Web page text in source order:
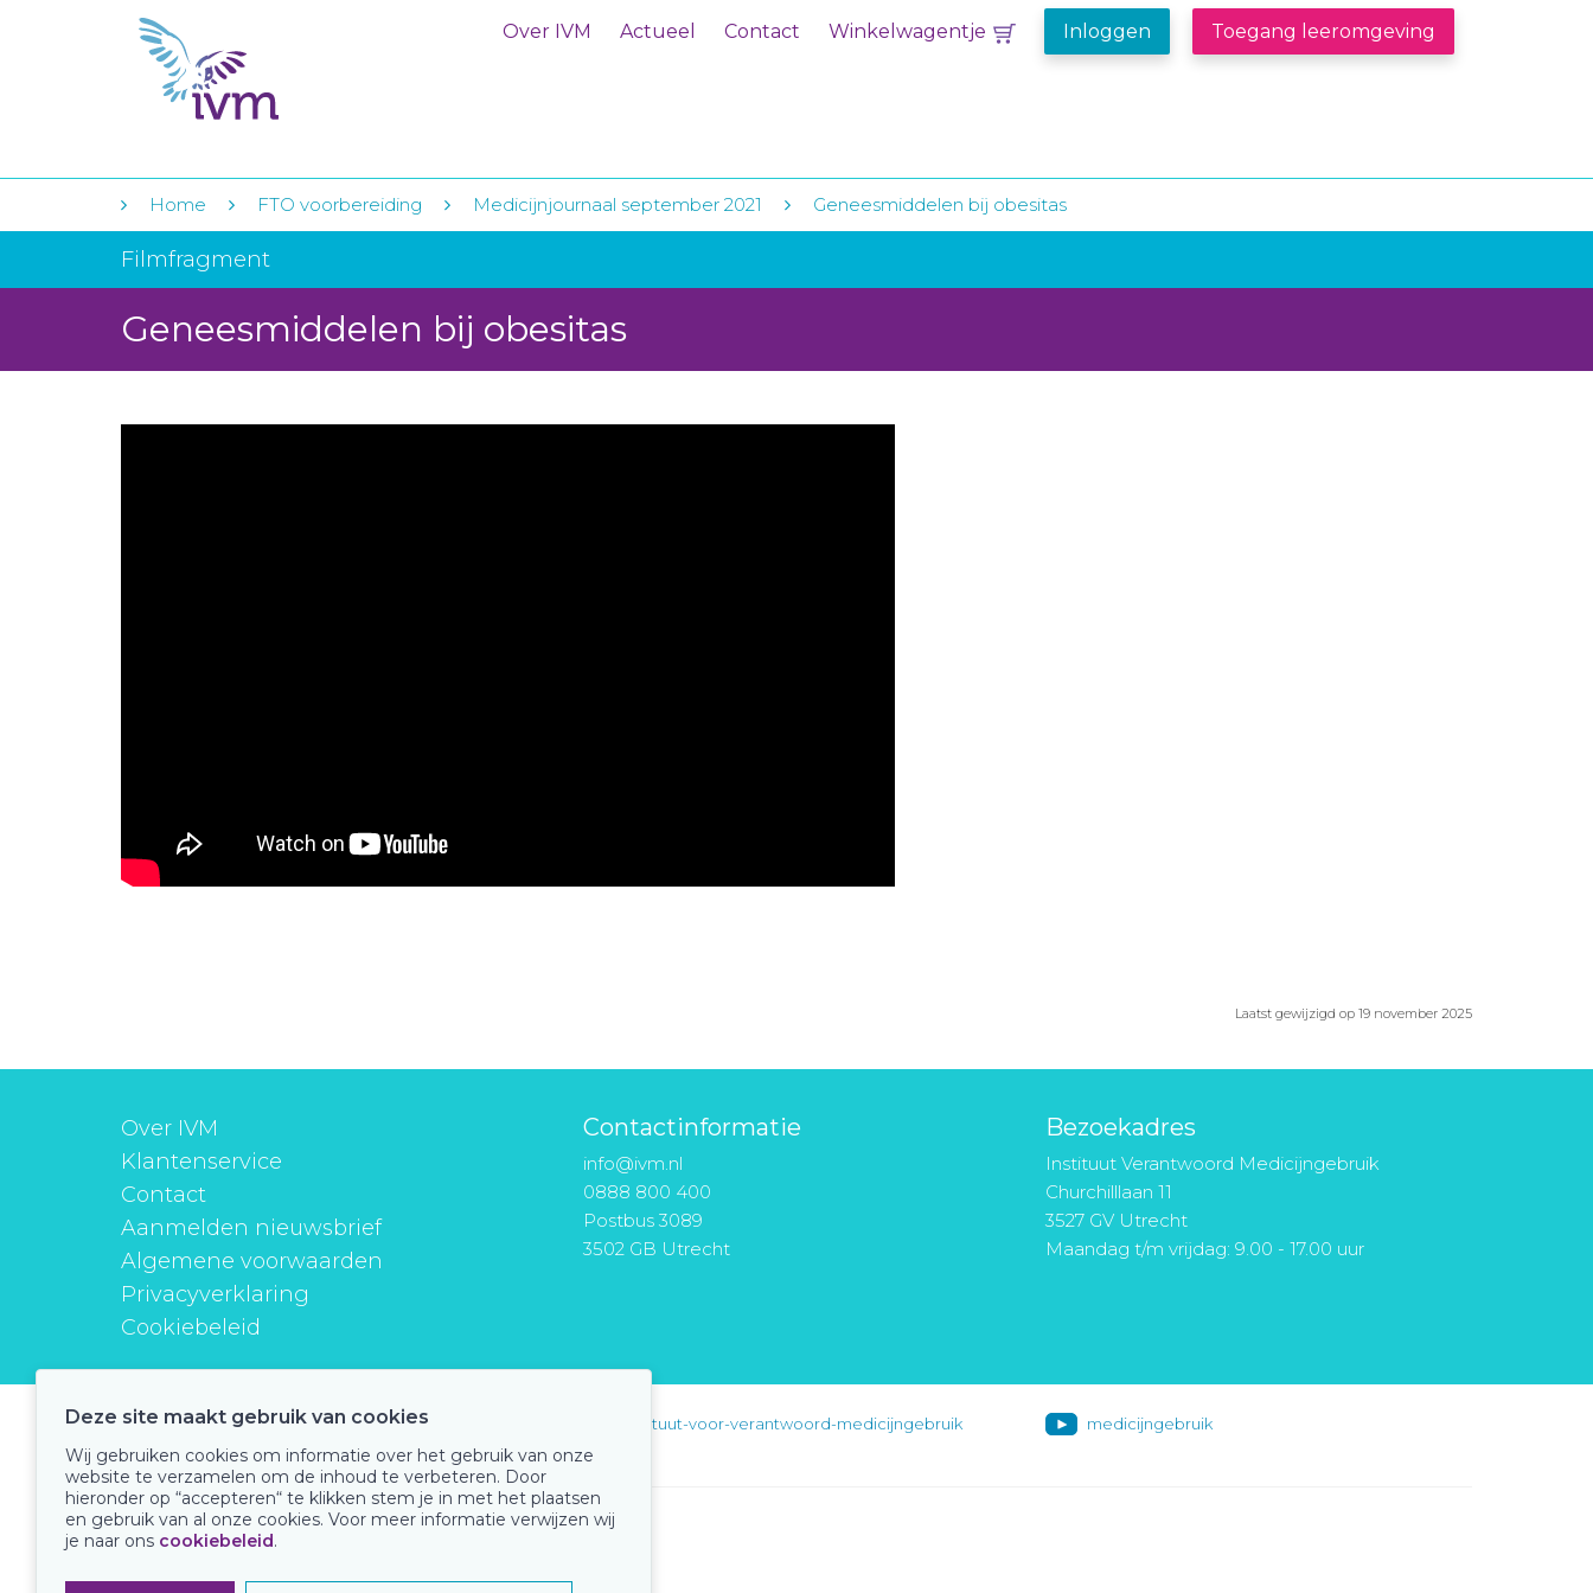
Over IVM Actueel Contact Winkelwagentje Inloggen Toegang leeromgeving
Home FTO voorbereiding Medicijnjournaal september 2021 Geneesmiddelen bij obesitas
Filmfragment
Geneesmiddelen bij obesitas
Laatst gewijzigd op 19 november 2025
Over IVM
Klantenservice
Contact
Aanmelden nieuwsbrief
Algemene voorwaarden
Privacyverklaring
Cookiebeleid
Contactinformatie
info@ivm.nl
0888 800 400
Postbus 3089
3502 GB Utrecht
Bezoekadres
Instituut Verantwoord Medicijngebruik
Churchilllaan 11
3527 GV Utrecht
Maandag t/m vrijdag: 9.00 - 17.00 uur
instituutverantwoordmedicijngebruik instituut-voor-verantwoord-medicijngebruik medicijngebruik
Onze keurmerken
Deze site maakt gebruik van cookies
Wij gebruiken cookies om informatie over het gebruik van onze
website te verzamelen om de inhoud te verbeteren. Door
hieronder op “accepteren“ te klikken stem je in met het plaatsen
en gebruik van al onze cookies. Voor meer informatie verwijzen wij
je naar ons cookiebeleid.